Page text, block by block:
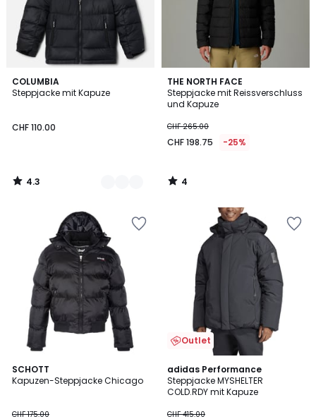
COLUMBIA
Steppjacke mit Kapuze
CHF 110.00
4.3
/ 5
2
Farben
4.3
/
THE NORTH FACE
Steppjacke mit Reissverschluss
und Kapuze
CHF 265.00
CHF 198.75 -25%
4
/
5
4
/
SCHOTT
Kapuzen-Steppjacke Chicago
CHF 175.00
4.8
/ 5
Outlet
adidas Performance
Steppjacke MYSHELTER
COLD.RDY mit Kapuze
CHF 415.00
4.7
/ 5